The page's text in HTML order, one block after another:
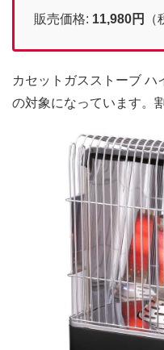
販売価格: 11,980円
カセットガスストーブ
の対象になっています。